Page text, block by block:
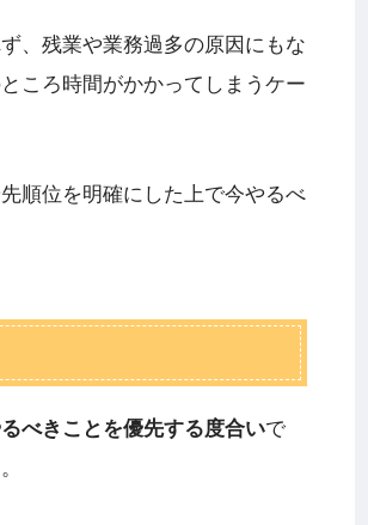
、残業や業務過多の原因にもな
ころ時間がかかってしまうケー
順位を明確にした上で今やるべ
べきことを優先する度合いで